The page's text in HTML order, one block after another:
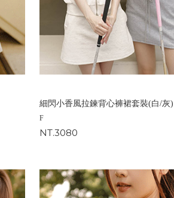
細閃小香風拉鍊背心褲裙套裝(白/灰)
F
NT.3080